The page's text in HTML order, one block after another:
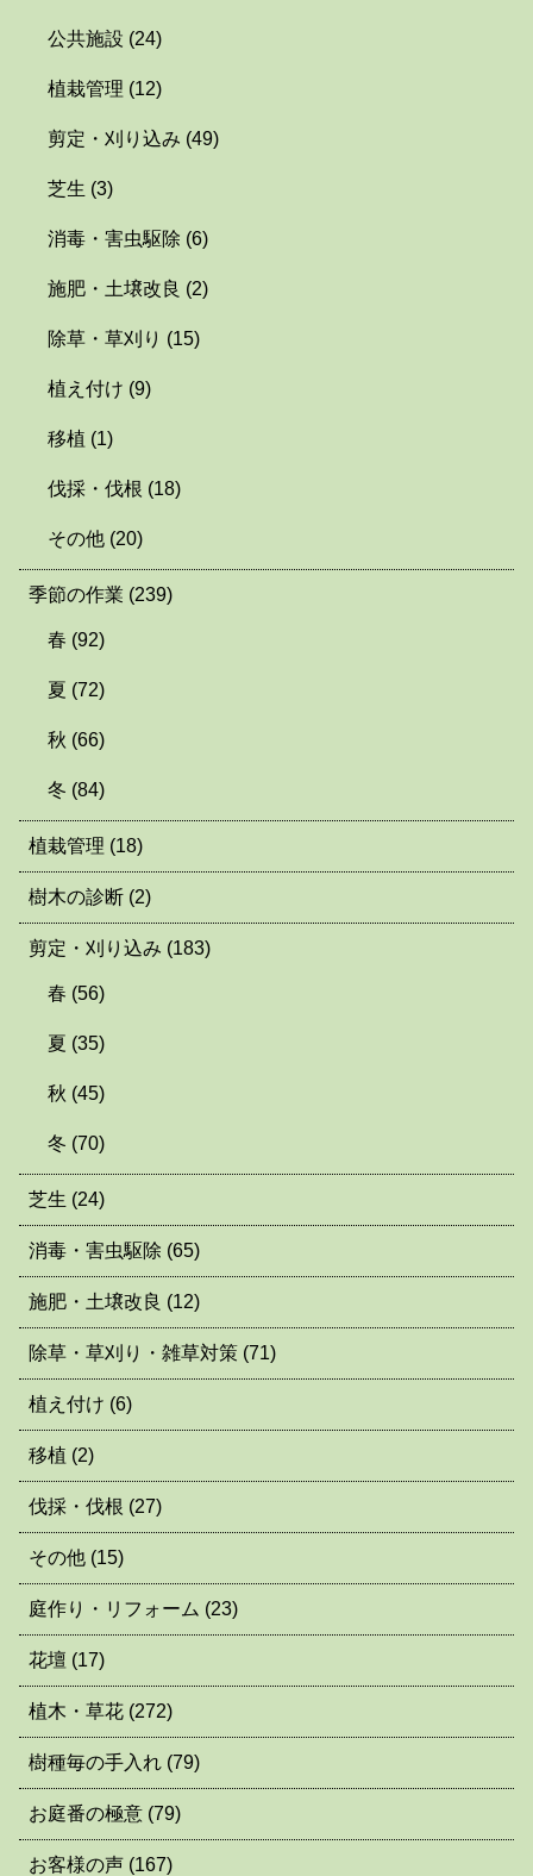
公共施設 (24)
植栽管理 (12)
剪定・刈り込み (49)
芝生 (3)
消毒・害虫駆除 (6)
施肥・土壌改良 (2)
除草・草刈り (15)
植え付け (9)
移植 (1)
伐採・伐根 (18)
その他 (20)
季節の作業 (239)
春 (92)
夏 (72)
秋 (66)
冬 (84)
植栽管理 (18)
樹木の診断 (2)
剪定・刈り込み (183)
春 (56)
夏 (35)
秋 (45)
冬 (70)
芝生 (24)
消毒・害虫駆除 (65)
施肥・土壌改良 (12)
除草・草刈り・雑草対策 (71)
植え付け (6)
移植 (2)
伐採・伐根 (27)
その他 (15)
庭作り・リフォーム (23)
花壇 (17)
植木・草花 (272)
樹種毎の手入れ (79)
お庭番の極意 (79)
お客様の声 (167)